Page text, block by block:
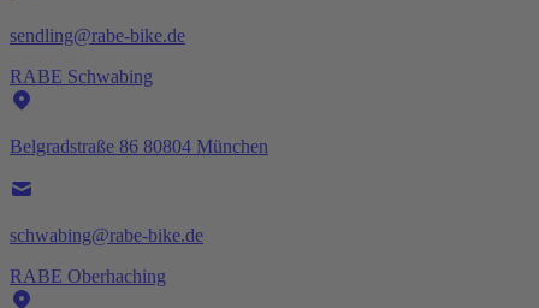
sendling@rabe-bike.de
RABE Schwabing
Belgradstraße 86 80804 München
schwabing@rabe-bike.de
RABE Oberhaching